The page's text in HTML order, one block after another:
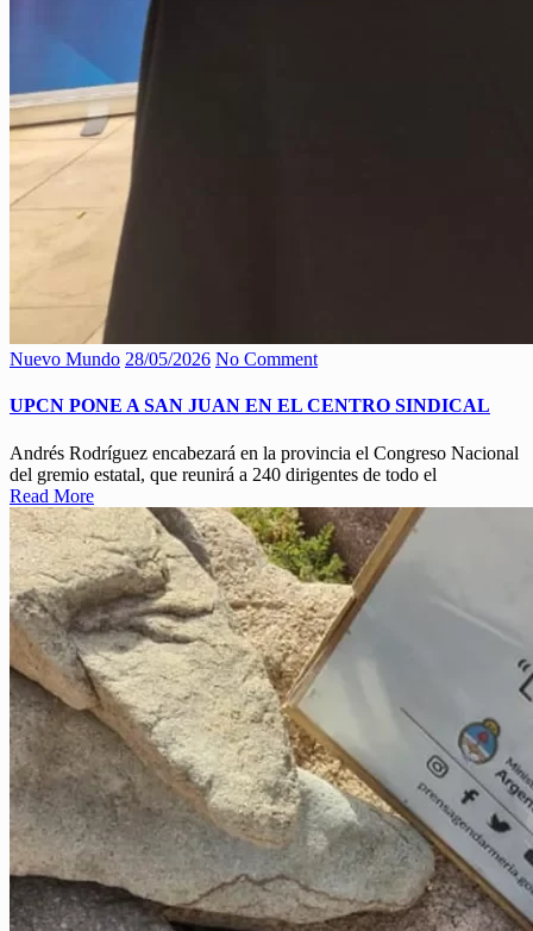
Nuevo Mundo 28/05/2026 No Comment
UPCN PONE A SAN JUAN EN EL CENTRO SINDICAL
Andrés Rodríguez encabezará en la provincia el Congreso Nacional
del gremio estatal, que reunirá a 240 dirigentes de todo el
Read More